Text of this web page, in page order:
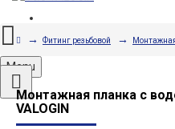
Menu
Фитинг резьбовой
Монтажная планка с
VALOGIN